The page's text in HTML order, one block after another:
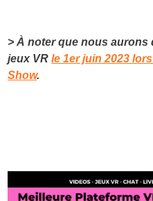
> À noter que nous
jeux VRle 1er juin 2023
Show.